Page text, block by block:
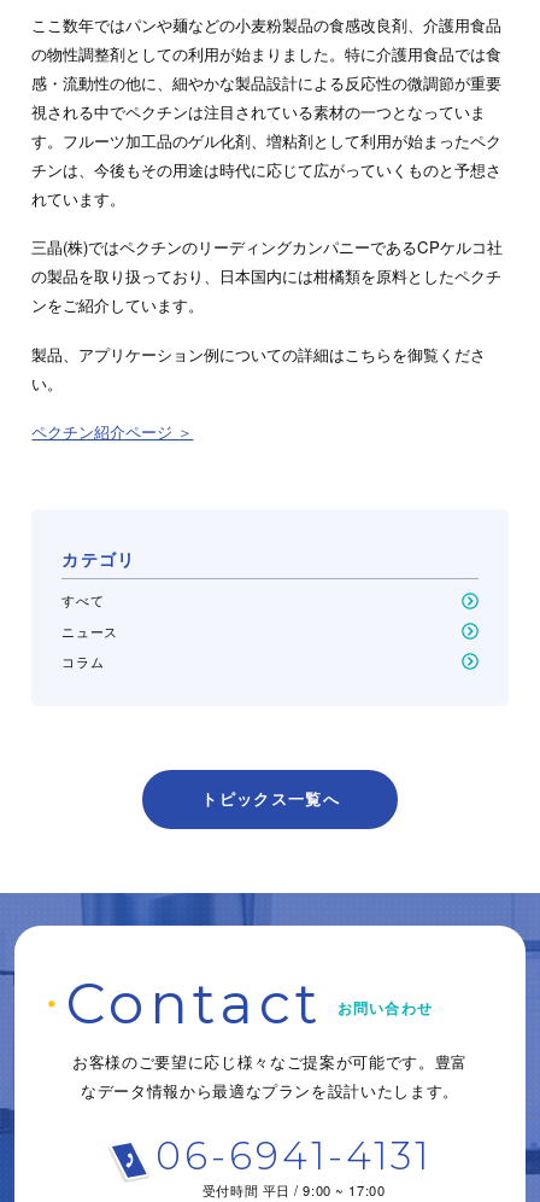
ここ数年ではパンや麺などの小麦粉製品の食感改良剤、介護用食品
の物性調整剤としての利用が始まりました。特に介護用食品では食
感・流動性の他に、細やかな製品設計による反応性の微調節が重要
視される中でペクチンは注目されている素材の一つとなっていま
す。フルーツ加工品のゲル化剤、増粘剤として利用が始まったペク
チンは、今後もその用途は時代に応じて広がっていくものと予想さ
れています。
三晶(株)ではペクチンのリーディングカンパニーであるCPケルコ社
の製品を取り扱っており、日本国内には柑橘類を原料としたペクチ
ンをご紹介しています。
製品、アプリケーション例についての詳細はこちらを御覧くださ
い。
ペクチン紹介ページ ＞
カテゴリ
すべて
ニュース
コラム
トピックス一覧へ
Co ntact お問い合わせ
お客様のご要望に応じ様々なご提案が可能です。 豊富
なデータ情報から最適なプランを設計いたします。
06-6941-4131
受付時間 平日 / 9:00 ~ 17:00